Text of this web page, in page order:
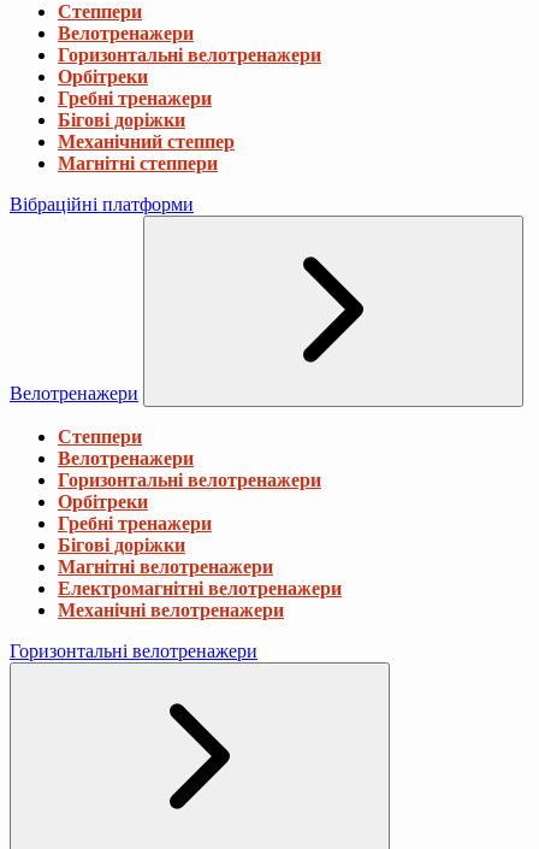
Степпери
Велотренажери
Горизонтальні велотренажери
Орбітреки
Гребні тренажери
Бігові доріжки
Механічний степпер
Магнітні степпери
Вібраційні платформи
Велотренажери
Степпери
Велотренажери
Горизонтальні велотренажери
Орбітреки
Гребні тренажери
Бігові доріжки
Магнітні велотренажери
Електромагнітні велотренажери
Механічні велотренажери
Горизонтальні велотренажери